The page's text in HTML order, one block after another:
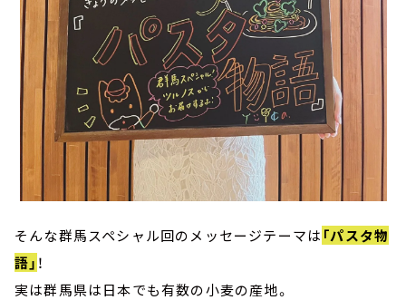
そんな群馬スペシャル回のメッセージテーマは 「パスタ物
語」 ！
実は群馬県は日本でも有数の小麦の産地。